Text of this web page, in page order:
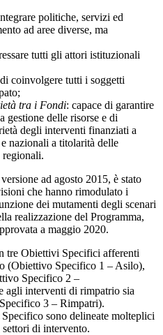
politiche, servizi ed
ad aree diverse, ma
tutti gli attori istituzionali
coinvolgere tutti i soggetti
tra i Fondi: capace di garantire
gestione delle risorse e di
degli interventi finanziati a
nazionali a titolarità delle
ad agosto 2015, è stato
che hanno rimodulato i
dei mutamenti degli scenari
realizzazione del Programma,
a maggio 2020.
tre Obiettivi Specifici afferenti
(Obiettivo Specifico 1 – Asilo),
Specifico 2 –
agli interventi di rimpatrio sia
3 – Rimpatri).
sono delineate molteplici
di intervento.